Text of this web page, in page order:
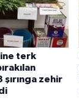
terk
zehir